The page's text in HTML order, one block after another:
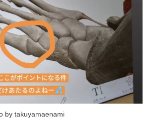
by takuyamaenami